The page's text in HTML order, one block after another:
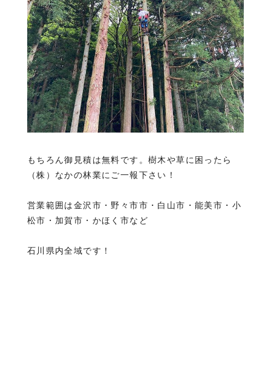
もちろん御見積は無料です。樹木や草に困ったら
（株）なかの林業にご一報下さい！
営業範囲は金沢市・野々市市・白山市・能美市・小
松市・加賀市・かほく市など
石川県内全域です！